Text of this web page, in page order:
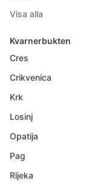
Visa alla
Kvarnerbukten
Cres
Crikvenica
Krk
Losinj
Opatija
Pag
Rijeka